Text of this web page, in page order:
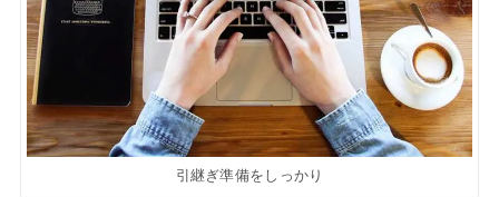
引継ぎ準備をしっかり